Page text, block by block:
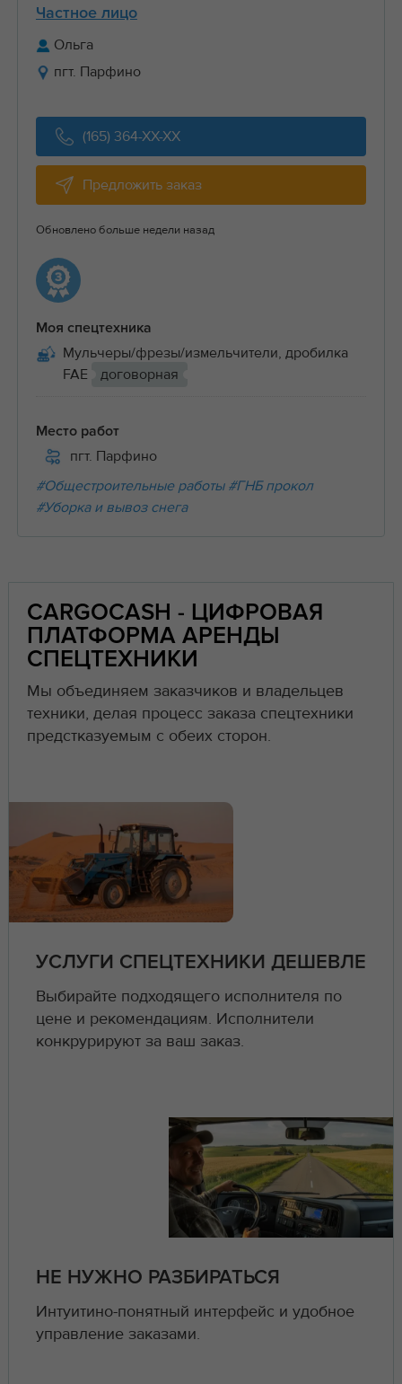
Частное лицо
Ольга
пгт. Парфино
(165) 364-XX-XX
Предложить заказ
Обновлено больше недели назад
Моя спецтехника
Мульчеры/фрезы/измельчители, дробилка
FAE
договорная
Место работ
пгт. Парфино
#Общестроительные работы #ГНБ прокол
#Уборка и вывоз снега
CARGOCASH - ЦИФРОВАЯ
ПЛАТФОРМА АРЕНДЫ
СПЕЦТЕХНИКИ
Мы объединяем заказчиков и владельцев
техники, делая процесс заказа спецтехники
предстказуемым с обеих сторон.
УСЛУГИ СПЕЦТЕХНИКИ ДЕШЕВЛЕ
Выбирайте подходящего исполнителя по
цене и рекомендациям. Исполнители
конкрурируют за ваш заказ.
НЕ НУЖНО РАЗБИРАТЬСЯ
Интуитино-понятный интерфейс и удобное
управление заказами.